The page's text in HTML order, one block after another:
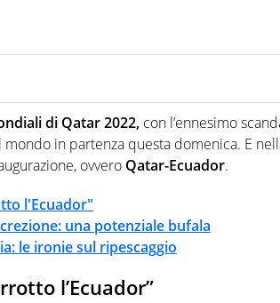
ma, più in generale, appassionato di
Dà il meglio di sé quando la strada fa
di Qatar 2022, con l’ennesimo
in partenza questa domenica. E
ovvero Qatar-Ecuador.
l'Ecuador"
una potenziale bufala
le ironie sul ripescaggio
l’Ecuador”